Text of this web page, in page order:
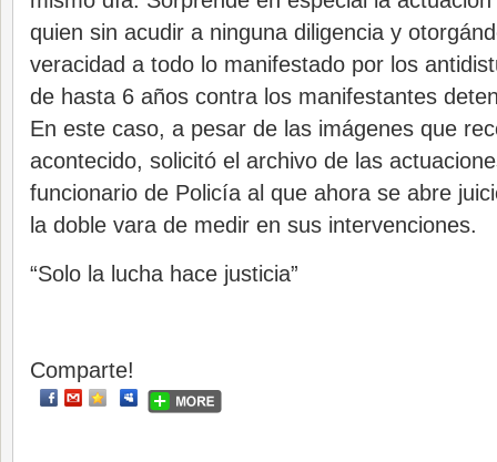
quien sin acudir a ninguna diligencia y
veracidad a todo lo manifestado por los
de hasta 6 años contra los manifestantes
En este caso, a pesar de las imágenes que
acontecido, solicitó el archivo de las
funcionario de Policía al que ahora se abre
la doble vara de medir en sus intervenciones.
“Solo la lucha hace justicia”
Comparte!